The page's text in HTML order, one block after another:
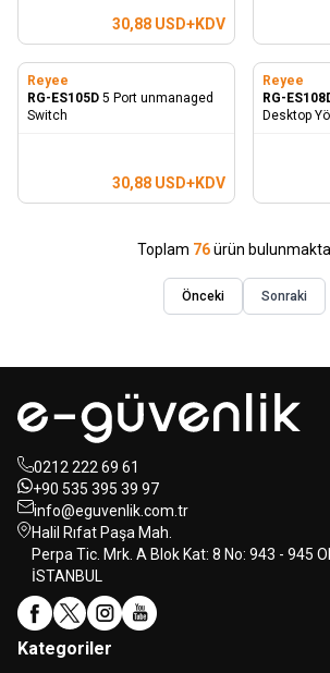
30,88 USD+KDV
Reyee
RG-ES105D 5 Port unmanaged
Switch
30,88 USD+KDV
Reyee
RG-
Desktop
Toplam 76ürün
Önceki Sonraki
0212 222 69 61
+90 535 395 39 97
info@eguvenlik.com.tr
Halil Rıfat Paşa Mah.
Perpa Tic. Mrk. A Blok Kat: 8 No: 943 - 945
İSTANBUL
Kategoriler